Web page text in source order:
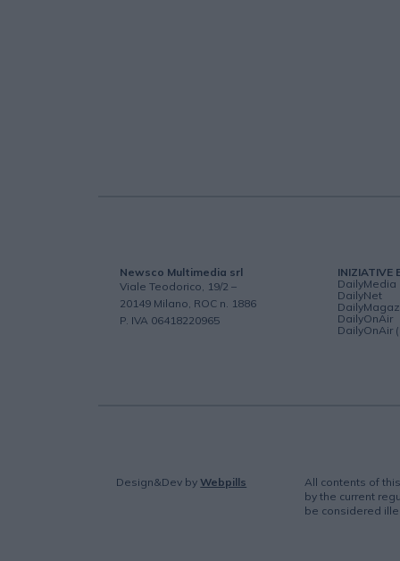
Newsco Multimedia srl
Viale Teodorico, 19/2 –
20149 Milano, ROC n. 1886
P. IVA 06418220965
INIZIATIVE
DailyMedia
DailyNet
DailyOnAir
DailyOnAir
Design&Dev byWebpills
All contents of
by the current
be considered